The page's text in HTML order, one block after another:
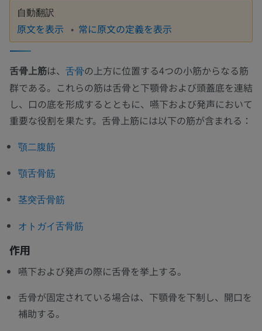
自動翻訳
原文を表示 常に原文の定義を表示
舌骨上筋は、 舌骨の上方に位置する4つの小筋からなる筋
群である。これらの筋は舌骨と下顎骨および頭蓋底を連結
し、口の底を形成するとともに、嚥下および発声において
重要な役割を果たす。舌骨上筋には以下の筋が含まれる：
顎二腹筋
顎舌骨筋
茎突舌骨筋
オトガイ舌骨筋
作用
嚥下および発声の際に舌骨を挙上する。
舌骨が固定されている場合は、下顎骨を下制し、開口を
補助する。